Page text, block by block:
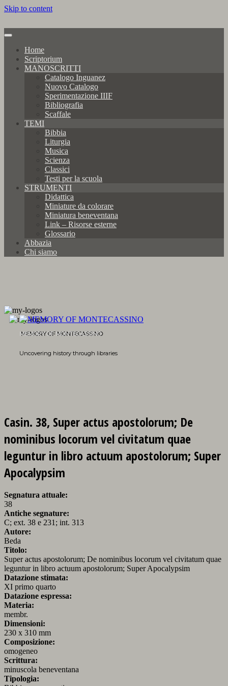
Skip to content
Home
Scriptorium
MANOSCRITTI
Catalogo Inguanez
Nuovo Catalogo
Sperimentazione IIIF
Bibliografia
Scaffale
TEMI
Bibbia
Liturgia
Musica
Scienza
Classici
Testi per la scuola
STRUMENTI
Didattica
Miniature da colorare
Miniatura beneventana
Link – Risorse esterne
Glossario
Abbazia
Chi siamo
MEMORY OF MONTECASSINO
Uncovering history through libraries
Casin. 38, Super actus apostolorum; De
nominibus locorum vel civitatum quae
leguntur in libro actuum apostolorum; Super
Apocalypsim
Segnatura attuale:
38
Antiche segnature:
C; ext. 38 e 231; int. 313
Autore:
Beda
Titolo:
Super actus apostolorum; De nominibus locorum vel civitatum quae
leguntur in libro actuum apostolorum; Super Apocalypsim
Datazione stimata:
XI primo quarto
Datazione espressa:
Materia:
membr.
Dimensioni:
230 x 310 mm
Composizione:
omogeneo
Scrittura:
minuscola beneventana
Tipologia: